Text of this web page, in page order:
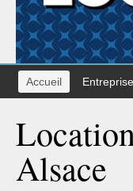
Accueil
Alsace